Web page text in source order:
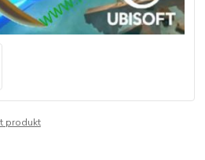
produkt